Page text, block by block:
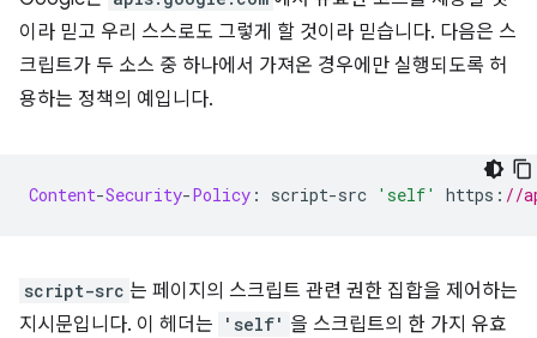
이라 믿고 우리 스스로도 그렇게 할 것이라 믿습니다. 다음은 스
크립트가 두 소스 중 하나에서 가져온 경우에만 실행되도록 허
용하는 정책의 예입니다.
Content-Security-Policy : script-src 'self' https : //
script-src 는 페이지의 스크립트 관련 권한 집합을 제어하는
지시문입니다. 이 헤더는
'self' 을 스크립트의 한 가지 유효